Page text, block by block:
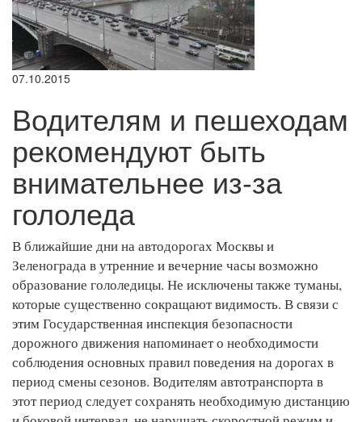
07.10.2015
Водителям и пешеходам
рекомендуют быть
внимательнее из-за
гололеда
В ближайшие дни на автодорогах Москвы и
Зеленограда в утренние и вечерние часы возможно
образование гололедицы. Не исключены также туманы,
которые существенно сокращают видимость. В связи с
этим Государственная инспекция безопасности
дорожного движения напоминает о необходимости
соблюдения основных правил поведения на дорогах в
период смены сезонов. Водителям автотранспорта в
этот период следует сохранять необходимую дистанцию